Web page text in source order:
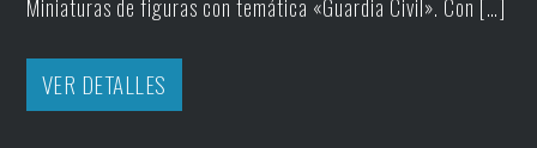
Miniaturas de figuras con temática «Guardia Civil». Con […]
VER DETALLES